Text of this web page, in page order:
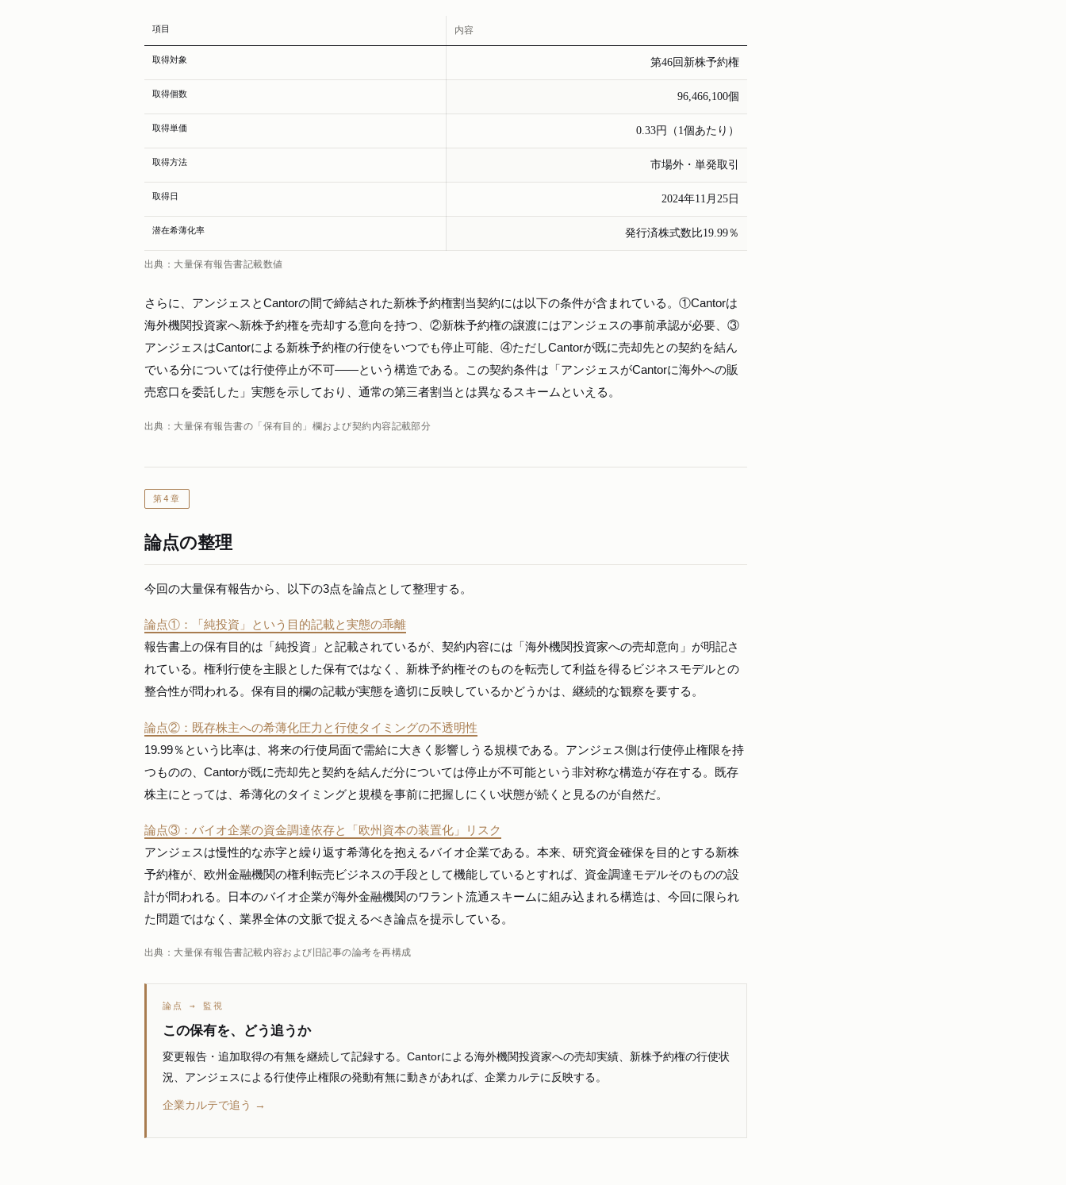
項目 内容
取得対象 第46回新株予約権
取得個数 96,466,100個
取得単価 0.33円（1個あたり）
取得方法 市場外・単発取引
取得日 2024年11月25日
潜在希薄化率 発行済株式数比19.99％
出典：大量保有報告書記載数値
さらに、アンジェスとCantorの間で締結された新株予約権割当契約には以下の条件が含まれている。①Cantorは
海外機関投資家へ新株予約権を売却する意向を持つ、②新株予約権の譲渡にはアンジェスの事前承認が必要、③
アンジェスはCantorによる新株予約権の行使をいつでも停止可能、④ただしCantorが既に売却先との契約を結ん
でいる分については行使停止が不可——という構造である。この契約条件は「アンジェスがCantorに海外への販
売窓口を委託した」実態を示しており、通常の第三者割当とは異なるスキームといえる。
出典：大量保有報告書の「保有目的」欄および契約内容記載部分
第4章
論点の整理
今回の大量保有報告から、以下の3点を論点として整理する。
論点①：「純投資」という目的記載と実態の乖離
報告書上の保有目的は「純投資」と記載されているが、契約内容には「海外機関投資家への売却意向」が明記さ
れている。権利行使を主眼とした保有ではなく、新株予約権そのものを転売して利益を得るビジネスモデルとの
整合性が問われる。保有目的欄の記載が実態を適切に反映しているかどうかは、継続的な観察を要する。
論点②：既存株主への希薄化圧力と行使タイミングの不透明性
19.99％という比率は、将来の行使局面で需給に大きく影響しうる規模である。アンジェス側は行使停止権限を持
つものの、Cantorが既に売却先と契約を結んだ分については停止が不可能という非対称な構造が存在する。既存
株主にとっては、希薄化のタイミングと規模を事前に把握しにくい状態が続くと見るのが自然だ。
論点③：バイオ企業の資金調達依存と「欧州資本の装置化」リスク
アンジェスは慢性的な赤字と繰り返す希薄化を抱えるバイオ企業である。本来、研究資金確保を目的とする新株
予約権が、欧州金融機関の権利転売ビジネスの手段として機能しているとすれば、資金調達モデルそのものの設
計が問われる。日本のバイオ企業が海外金融機関のワラント流通スキームに組み込まれる構造は、今回に限られ
た問題ではなく、業界全体の文脈で捉えるべき論点を提示している。
出典：大量保有報告書記載内容および旧記事の論考を再構成
論点 → 監視
この保有を、どう追うか
変更報告・追加取得の有無を継続して記録する。Cantorによる海外機関投資家への売却実績、新株予約権の行使状
況、アンジェスによる行使停止権限の発動有無に動きがあれば、企業カルテに反映する。
企業カルテで追う →